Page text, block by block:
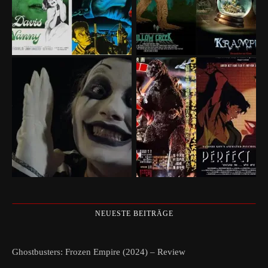
NEUESTE BEITRÄGE
Ghostbusters: Frozen Empire (2024) – Review